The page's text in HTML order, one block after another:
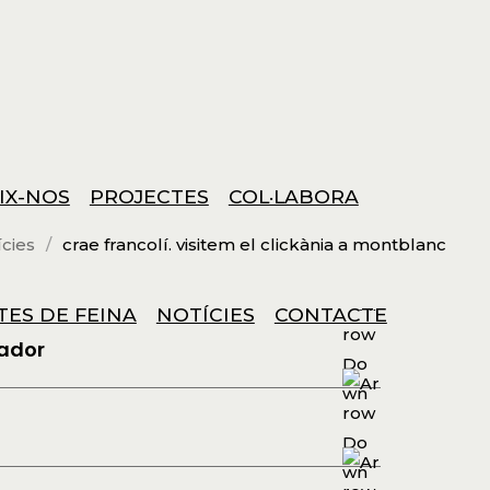
NOS PROJECTES COL·LABORA
DE FEINA NOTÍCIES CONTACTE
crae francolí. visitem el clickània a montblanc